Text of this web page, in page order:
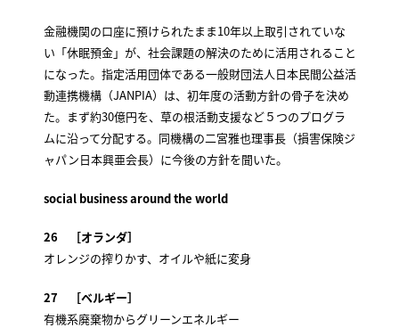
金融機関の口座に預けられたまま10年以上取引されていな
い「休眠預金」が、社会課題の解決のために活用されること
になった。指定活用団体である一般財団法人日本民間公益活
動連携機構（JANPIA）は、初年度の活動方針の骨子を決め
た。まず約30億円を、草の根活動支援など５つのプログラ
ムに沿って分配する。同機構の二宮雅也理事長（損害保険ジ
ャパン日本興亜会長）に今後の方針を聞いた。
social business around the world
26 ［オランダ］
オレンジの搾りかす、オイルや紙に変身
27 ［ベルギー］
有機系廃棄物からグリーンエネルギー